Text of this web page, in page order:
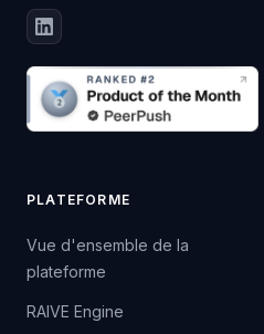
PLATEFORME
Vue d'ensemble de la
plateforme
RAIVE Engine